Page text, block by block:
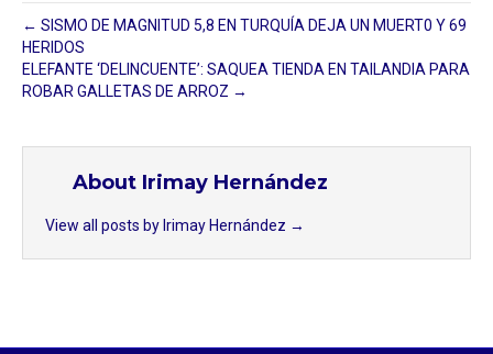
← SISMO DE MAGNITUD 5,8 EN TURQUÍA DEJA UN MUERT0 Y 69
HERIDOS
ELEFANTE ‘DELINCUENTE’: SAQUEA TIENDA EN TAILANDIA PARA
ROBAR GALLETAS DE ARROZ →
About Irimay Hernández
View all posts by Irimay Hernández →